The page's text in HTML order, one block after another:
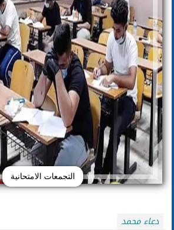
التجمعات الامتحانية
دعاء محمد